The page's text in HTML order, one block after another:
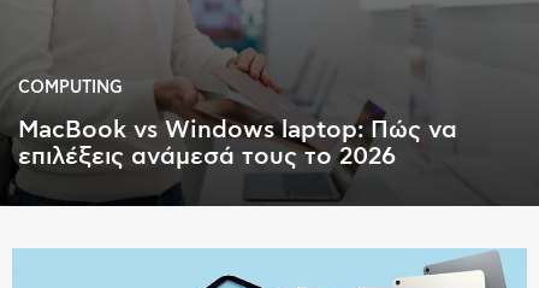
COMPUTING
MacBook vs Windows laptop: Πώς να
επιλέξεις ανάμεσά τους το 2026